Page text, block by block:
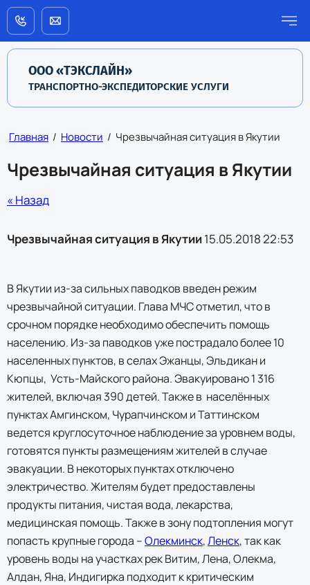
ООО «ТЭКСЛАЙН»
ТРАНСПОРТНО-ЭКСПЕДИТОРСКИЕ УСЛУГИ
Главная / Новости / Чрезвычайная ситуация в Якутии
Чрезвычайная ситуация в Якутии
« Назад
Чрезвычайная ситуация в Якутии15.05.2018 22:53
В Якутии из-за сильных паводков введен режим
чрезвычайной ситуации. Глава МЧС отметил, что в
срочном порядке необходимо обеспечить помощь
населению. Из-за паводков уже пострадало более 10
населенных пунктов, в селах Эжанцы, Эльдикан и
Кюпцы, Усть-Майского района. Эвакуировано 1 316
жителей, включая 390 детей. Также в населённых
пунктах Амгинском, Чурапчинском и Таттинском
ведется круглосуточное наблюдение за уровнем воды,
готовятся пункты размещениям жителей в случае
эвакуации. В некоторых пунктах отключено
электричество. Жителям будет предоставлены
продукты питания, чистая вода, лекарства,
медицинская помощь. Также в зону подтопления могут
попасть крупные города –Олекминск,Ленск, так как
уровень воды на участках рек Витим, Лена, Олекма,
Алдан, Яна, Индигирка подходит к критическим